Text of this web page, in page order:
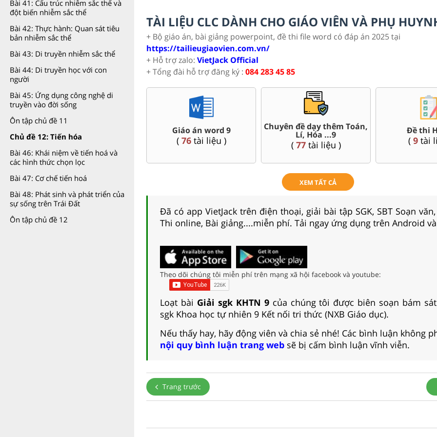
Bài 41: Cấu trúc nhiễm sắc thể và
đột biến nhiễm sắc thể
Bài 42: Thực hành: Quan sát tiêu
bản nhiễm sắc thể
Bài 43: Di truyền nhiễm sắc thể
Bài 44: Di truyền học với con
người
Bài 45: Ứng dụng công nghệ di
truyền vào đời sống
Ôn tập chủ đề 11
Chủ đề 12: Tiến hóa
Bài 46: Khái niệm về tiến hoá và
các hình thức chọn lọc
Bài 47: Cơ chế tiến hoá
Bài 48: Phát sinh và phát triển của
sự sống trên Trái Đất
Ôn tập chủ đề 12
TÀI LIỆU CLC DÀNH CHO GIÁO VIÊN VÀ PHỤ
+ Bộ giáo án, bài giảng powerpoint, đề thi file word có đáp án 2025 tại
https://tailieugiaovien.com.vn/
+ Hỗ trợ zalo: VietJack Official
+ Tổng đài hỗ trợ đăng ký : 084 283 45 85
Toán,
(
Đề thi vào 10 các sở Hà
Nội, Tp. Hồ Chí Minh..
(45 tài liệu )
Đề thi giữa kì, cuối kì 9
(120tài liệu )
Bài giảng
(36
XEM TẤT CẢ
Đã có app VietJack trên điện thoại, giải bài tập SGK, SBT Soạn
Thi online, Bài giảng....miễn phí. Tải ngay ứng dụng trên Android và
Theo dõi chúng tôi miễn phí trên mạng xã hội facebook và youtube:
Loạt bài Giải sgk KHTN 9của chúng tôi được biên soạn bám
sgk Khoa học tự nhiên 9 Kết nối tri thức (NXB Giáo dục).
Nếu thấy hay, hãy động viên và chia sẻ nhé! Các bình luận không
nội quy bình luận trang web sẽ bị cấm bình luận vĩnh viễn.
Trang trước